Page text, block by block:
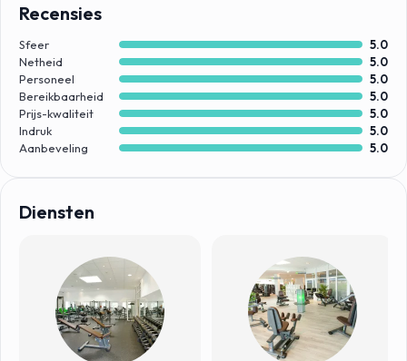
Diensten
Trotz vieler Änderungen wird Fitnessrausch immer der Ort
sein, an dem dir jederzeit jemand aus unserem Team bei
deinem Training zur Seite steht und dir bei allen Fragen rund
um den Sport und einen gesunden Lebensstil weiterhilft und
dich bei deinem Training individuell betreut.
Recensies
Sfeer
5.0
Netheid
5.0
Personeel
5.0
Bereikbaarheid
5.0
Prijs-kwaliteit
5.0
Indruk
5.0
Aanbeveling
5.0